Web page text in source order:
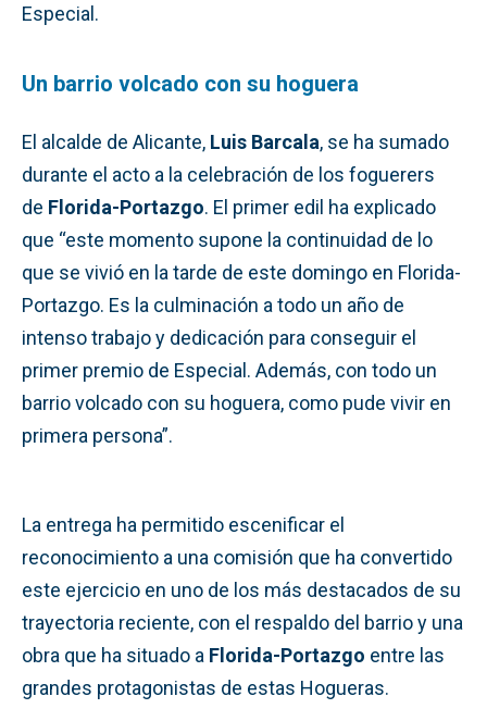
Especial.
Un barrio volcado con su hoguera
El alcalde de Alicante, Luis Barcala, se ha sumado
durante el acto a la celebración de los foguerers
de Florida-Portazgo. El primer edil ha explicado
que “este momento supone la continuidad de lo
que se vivió en la tarde de este domingo en Florida-
Portazgo. Es la culminación a todo un año de
intenso trabajo y dedicación para conseguir el
primer premio de Especial. Además, con todo un
barrio volcado con su hoguera, como pude vivir en
primera persona”.
La entrega ha permitido escenificar el
reconocimiento a una comisión que ha convertido
este ejercicio en uno de los más destacados de su
trayectoria reciente, con el respaldo del barrio y una
obra que ha situado a Florida-Portazgo entre las
grandes protagonistas de estas Hogueras.